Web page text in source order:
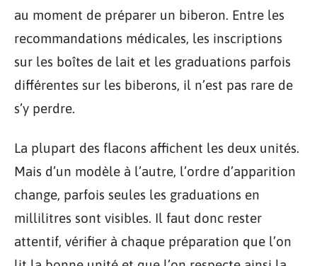
au moment de préparer un biberon. Entre les
recommandations médicales, les inscriptions
sur les boîtes de lait et les graduations parfois
différentes sur les biberons, il n’est pas rare de
s’y perdre.
La plupart des flacons affichent les deux unités.
Mais d’un modèle à l’autre, l’ordre d’apparition
change, parfois seules les graduations en
millilitres sont visibles. Il faut donc rester
attentif, vérifier à chaque préparation que l’on